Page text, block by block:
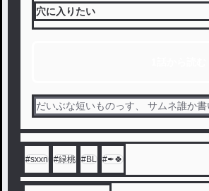
穴に入りたい
だいぶな短いものっす、 サムネ誰か書
#sxxn #緑桃 #BL #✒🍀